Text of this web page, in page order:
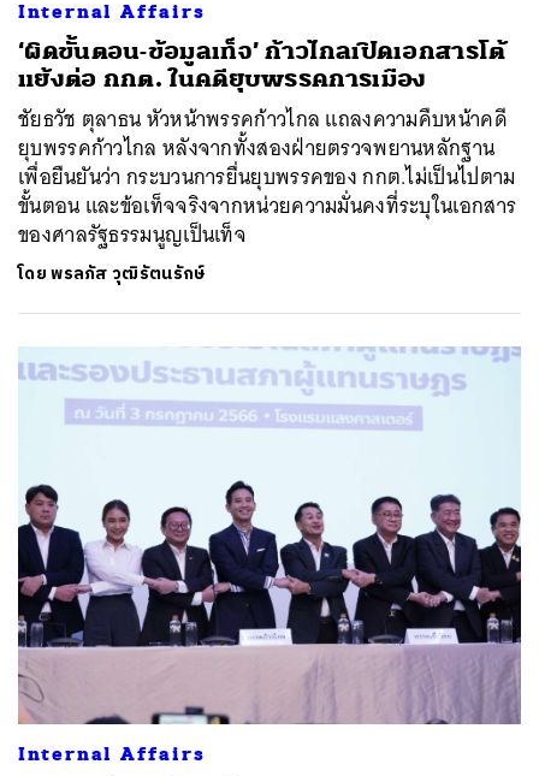
Internal Affairs
‘ผิดขั้นตอน-ข้อมูลเท็จ’ ก้าวไกลเปิดเอกสารโต้
แย้งต่อ กกต. ในคดียุบพรรคการเมือง
ชัยธวัช ตุลาธน หัวหน้าพรรคก้าวไกล แถลงความคืบหน้าคดี
ยุบพรรคก้าวไกล หลังจากทั้งสองฝ่ายตรวจพยานหลักฐาน
เพื่อยืนยันว่า กระบวนการยื่นยุบพรรคของ กกต.ไม่เป็นไปตาม
ขั้นตอน และข้อเท็จจริงจากหน่วยความมั่นคงที่ระบุในเอกสาร
ของศาลรัฐธรรมนูญเป็นเท็จ
โดยพรลภัส วุฒิรัตนรักษ์
Internal Affairs